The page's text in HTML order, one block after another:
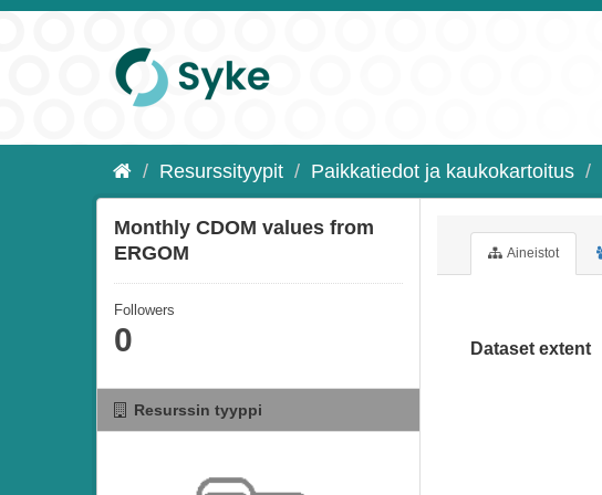
Resurssityypit Paikkatiedot ja kaukokartoitus
Monthly CDOM values from
ERGOM
Followers
0
Resurssin tyyppi
Aineistot
Dataset extent